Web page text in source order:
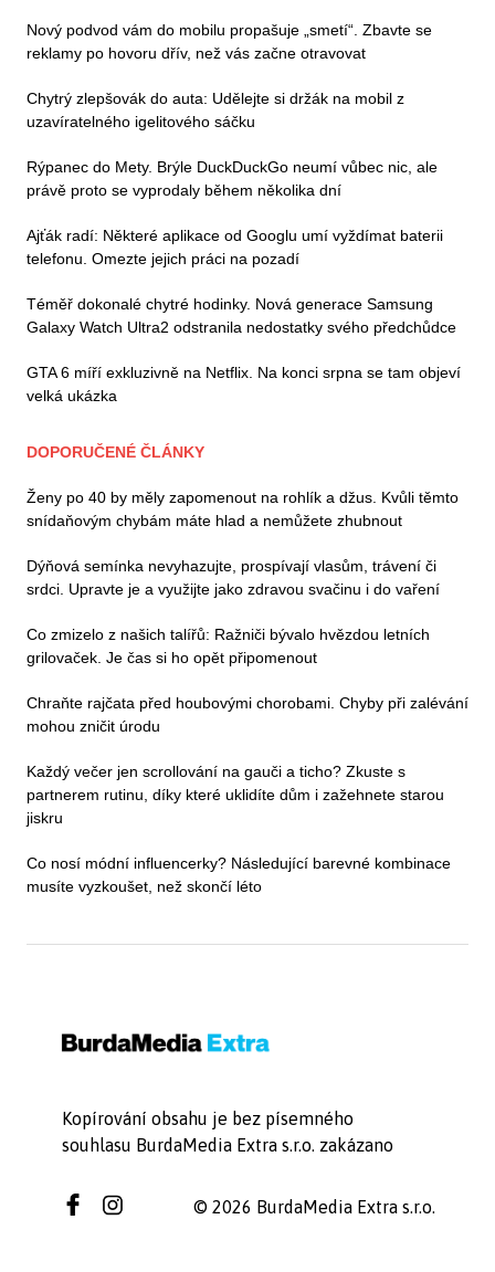
Nový podvod vám do mobilu propašuje „smetí“. Zbavte se
reklamy po hovoru dřív, než vás začne otravovat
Chytrý zlepšovák do auta: Udělejte si držák na mobil z
uzavíratelného igelitového sáčku
Rýpanec do Mety. Brýle DuckDuckGo neumí vůbec nic, ale
právě proto se vyprodaly během několika dní
Ajťák radí: Některé aplikace od Googlu umí vyždímat baterii
telefonu. Omezte jejich práci na pozadí
Téměř dokonalé chytré hodinky. Nová generace Samsung
Galaxy Watch Ultra2 odstranila nedostatky svého předchůdce
GTA 6 míří exkluzivně na Netflix. Na konci srpna se tam objeví
velká ukázka
DOPORUČENÉ ČLÁNKY
Ženy po 40 by měly zapomenout na rohlík a džus. Kvůli těmto
snídaňovým chybám máte hlad a nemůžete zhubnout
Dýňová semínka nevyhazujte, prospívají vlasům, trávení či
srdci. Upravte je a využijte jako zdravou svačinu i do vaření
Co zmizelo z našich talířů: Ražniči bývalo hvězdou letních
grilovaček. Je čas si ho opět připomenout
Chraňte rajčata před houbovými chorobami. Chyby při zalévání
mohou zničit úrodu
Každý večer jen scrollování na gauči a ticho? Zkuste s
partnerem rutinu, díky které uklidíte dům i zažehnete starou
jiskru
Co nosí módní influencerky? Následující barevné kombinace
musíte vyzkoušet, než skončí léto
Kopírování obsahu je bez písemného
souhlasu BurdaMedia Extra s.r.o. zakázano
© 2026 BurdaMedia Extra s.r.o.